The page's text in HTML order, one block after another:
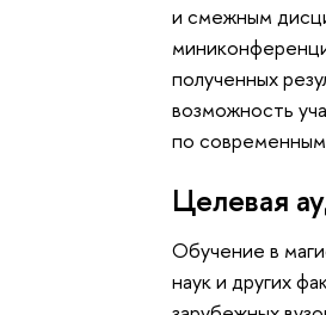
и смежным
полученных
возможность
по
Целевая
Обучение в
наук и других